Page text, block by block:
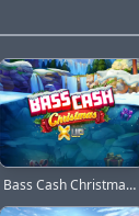
Bass Cash Christmas X UP